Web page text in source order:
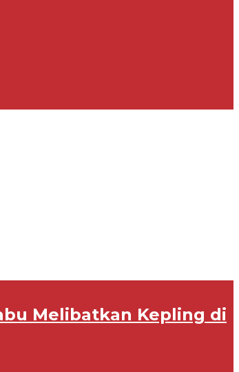
Melibatkan Kepling di